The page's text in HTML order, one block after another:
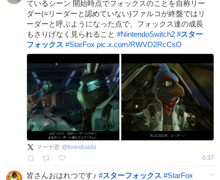
ているシーン 開始時点でフォックスのことを自称リー
ダー(=リーダーと認めていない)ファルコが終盤ではリ
ーダーと呼ぶようになった点で、フォックス達の成長
もさりげなく見られること #NintendoSwitch2 #スター
フォックス #StarFox pic.x.com/RWVO2RcCsO
マーヤ君 @forestraido
0:37
皆さんおはれつです♪ #スターフォックス #StarFox